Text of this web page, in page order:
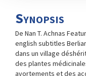
Synopsis
De Nan T. Achnas
english subtitles
dans un village
des plantes
avortements et des